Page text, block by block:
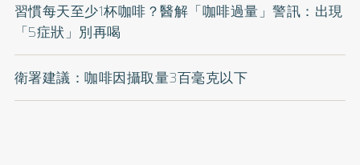
習慣每天至少1杯咖啡？醫解「咖啡過量」警訊：出現
「5症狀」別再喝
衛署建議：咖啡因攝取量3百毫克以下